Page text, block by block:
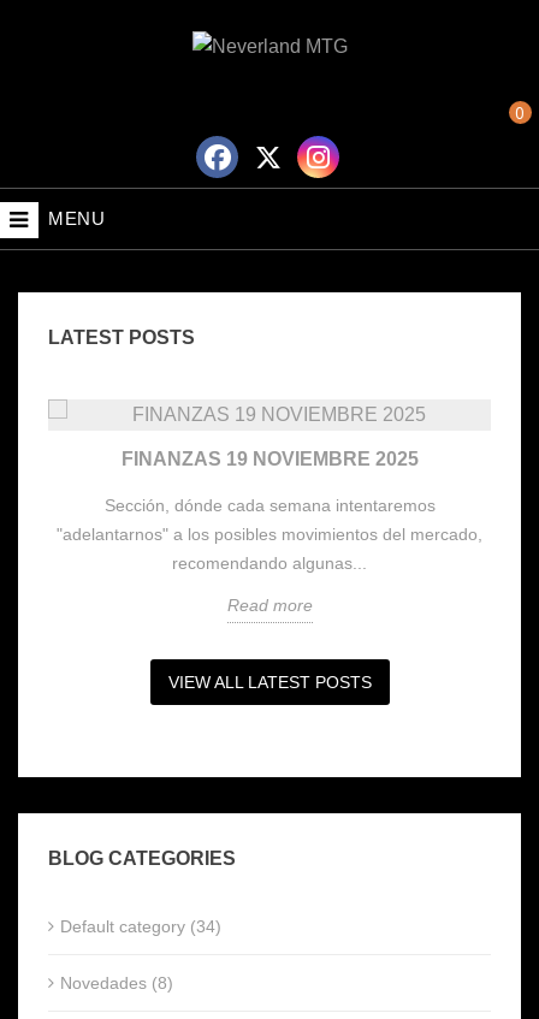
0
MENU
LATEST POSTS
FINANZAS 19 NOVIEMBRE 2025
Sección, dónde cada semana intentaremos
"adelantarnos" a los posibles movimientos del mercado,
recomendando algunas...
Read more
VIEW ALL LATEST POSTS
BLOG CATEGORIES
Default category (34)
Novedades (8)